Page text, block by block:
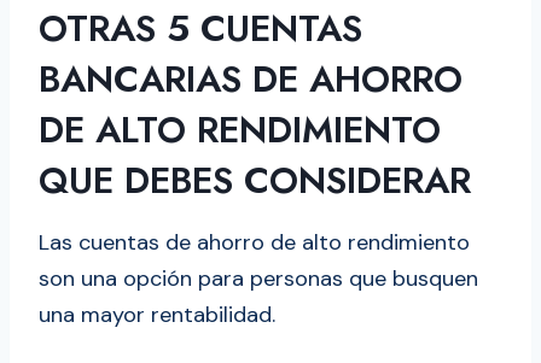
OTRAS 5 CUENTAS
BANCARIAS DE AHORRO
DE ALTO RENDIMIENTO
QUE DEBES CONSIDERAR
Las cuentas de ahorro de alto rendimiento
son una opción para personas que busquen
una mayor rentabilidad.